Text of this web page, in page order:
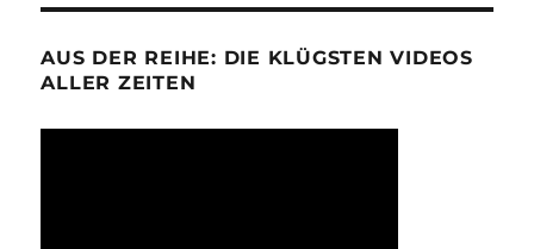
AUS DER REIHE: DIE KLÜGSTEN VIDEOS
ALLER ZEITEN